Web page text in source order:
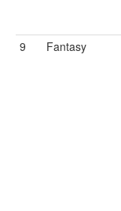
9
Fantasy